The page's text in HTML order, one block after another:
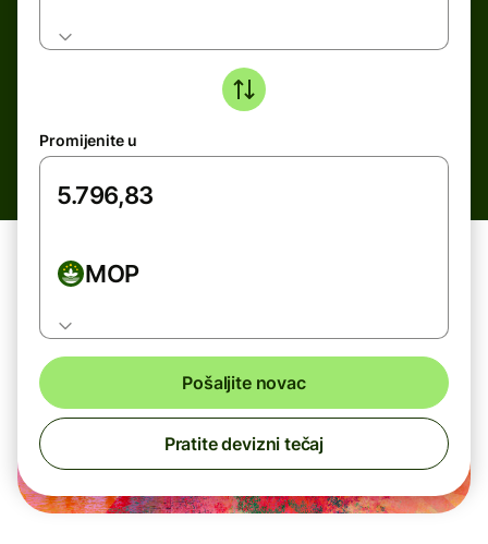
Promijenite u
MOP
Pošaljite novac
Pratite devizni tečaj